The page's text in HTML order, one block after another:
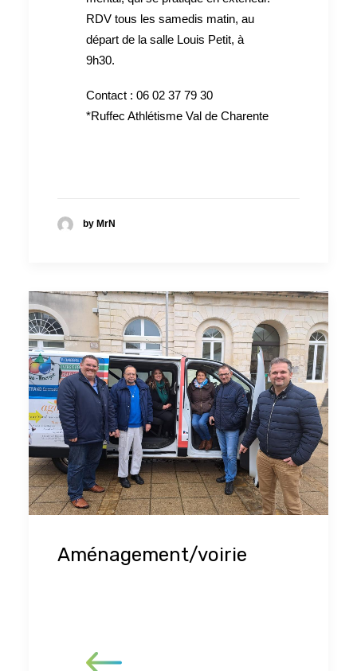
RDV tous les samedis matin, au
départ de la salle Louis Petit, à
9h30.
Contact : 06 02 37 79 30
*Ruffec Athlétisme Val de Charente
by MrN
Aménagement/voirie